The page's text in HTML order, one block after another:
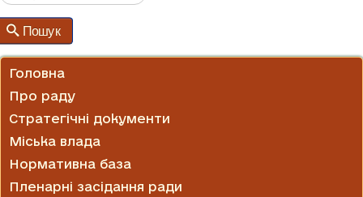
ОГОЛОШЕННЯ
ГРАФІКИ ПРИЙОМУ
Пошук
Головна
Про раду
Стратегічні документи
Міська влада
Нормативна база
Пленарні засідання ради